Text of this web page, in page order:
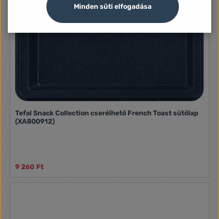
Tefal Snack Collection cserélhető French Toast sütőlap
(XA800912)
9 260 Ft
Minden süti elfogadása